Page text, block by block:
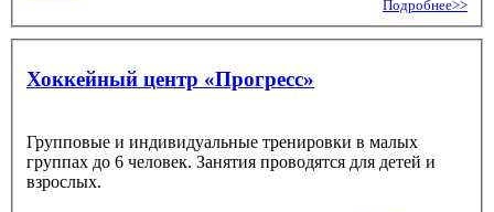
Подробнее>>
Хоккейный центр «‎Прогресс»
Групповые и индивидуальные тренировки в малых
группах до 6 человек. Занятия проводятся для детей и
взрослых.